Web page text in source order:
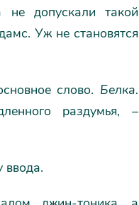
не допускали такой
Уж не становятся
слово. Белка.
раздумья, –
ввода.